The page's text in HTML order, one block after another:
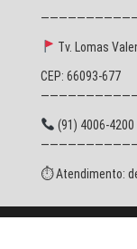
Tv. Lomas
CEP: 66093-677
(91) 4006-4200
⏱ Atendimento: